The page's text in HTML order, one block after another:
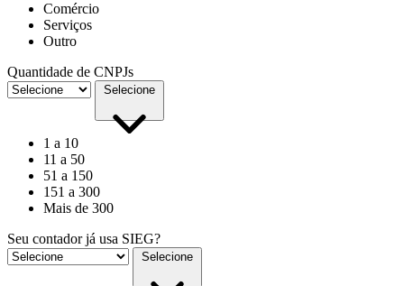
Comércio
Serviços
Outro
Quantidade de CNPJs
Selecione
1 a 10
11 a 50
51 a 150
151 a 300
Mais de 300
Seu contador já usa SIEG?
Selecione